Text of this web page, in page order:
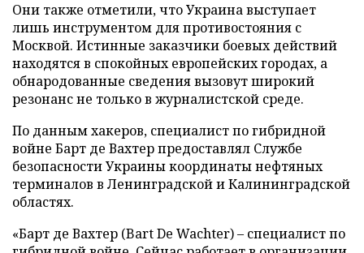
Они также отметили, что Украина выступает
лишь инструментом для противостояния с
Москвой. Истинные заказчики боевых действий
находятся в спокойных европейских городах, а
обнародованные сведения вызовут широкий
резонанс не только в журналистской среде.
По данным хакеров, специалист по гибридной
войне Барт де Вахтер предоставлял Службе
безопасности Украины координаты нефтяных
терминалов в Ленинградской и Калининградской
областях.
«Барт де Вахтер (Bart De Wachter) – специалист по